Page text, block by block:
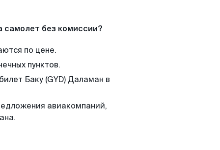
самолет без комиссии?
по цене.
пунктов.
Баку (GYD) Даламан в
авиакомпаний,